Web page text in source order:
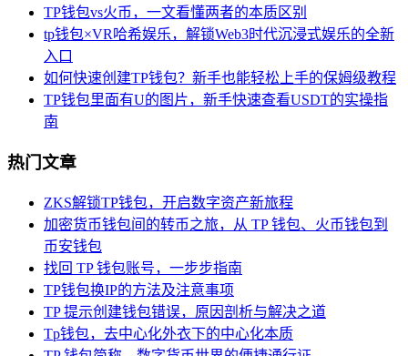
TP钱包vs火币，一文看懂两者的本质区别
tp钱包×VR哈希娱乐，解锁Web3时代沉浸式娱乐的全新
入口
如何快速创建TP钱包？新手也能轻松上手的保姆级教程
TP钱包里面有U的图片，新手快速查看USDT的实操指
南
热门文章
ZKS解锁TP钱包，开启数字资产新旅程
加密货币钱包间的转币之旅，从 TP 钱包、火币钱包到
币安钱包
找回 TP 钱包账号，一步步指南
TP钱包换IP的方法及注意事项
TP 提示创建钱包错误，原因剖析与解决之道
Tp钱包，去中心化外衣下的中心化本质